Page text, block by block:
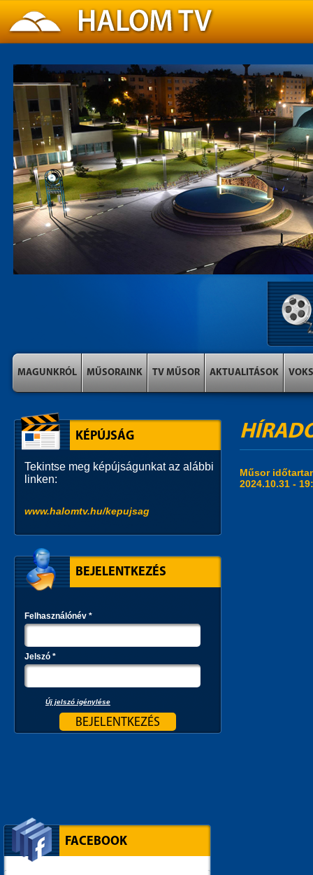
MAGUNKRÓL MŰSORAINK TV MŰSOR AKTUALITÁSOK VOKS
Műsor
2024.10.31 -
KÉPÚJSÁG
Tekintse meg képújságunkat az alábbi
linken:
www.halomtv.hu/kepujsag
BEJELENTKEZÉS
Felhasználónév *
Jelszó *
Új jelszó igénylése
FACEBOOK